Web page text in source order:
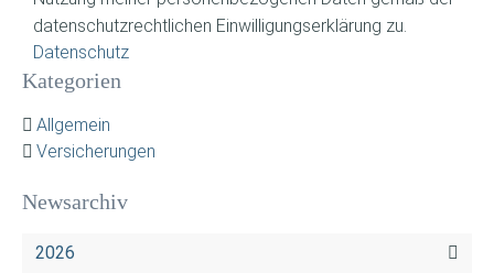
datenschutzrechtlichen Einwilligungserklärung zu.
Datenschutz
Kategorien
Allgemein
Versicherungen
Newsarchiv
2026